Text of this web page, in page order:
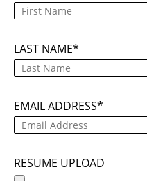
LAST NAME
EMAIL ADDRESS
RESUME UPLOAD